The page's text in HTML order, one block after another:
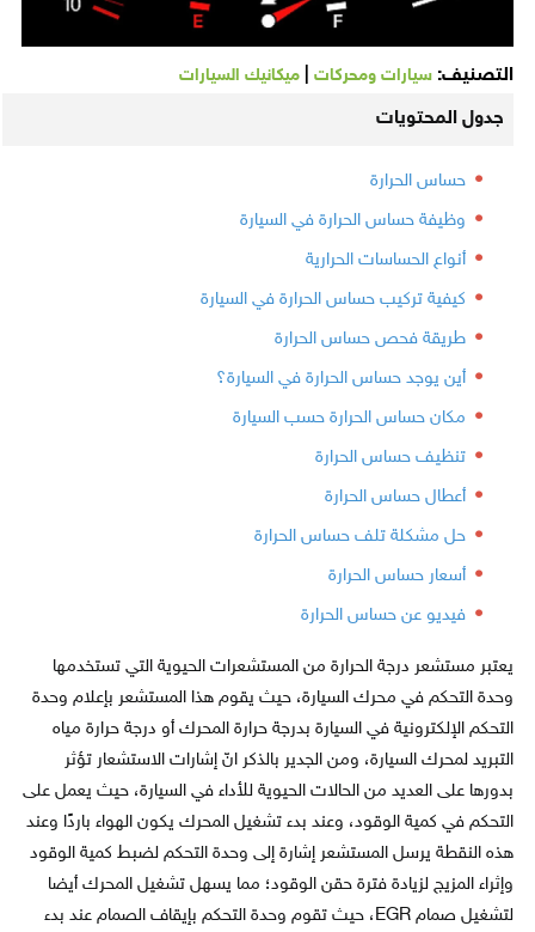
التصنيف: سيارات ومحركات| ميكانيك السيارات
جدول المحتويات
حساس الحرارة
وظيفة حساس الحرارة في السيارة
أنواع الحساسات الحرارية
كيفية تركيب حساس الحرارة في السيارة
طريقة فحص حساس الحرارة
أين يوجد حساس الحرارة في السيارة؟
مكان حساس الحرارة حسب السيارة
تنظيف حساس الحرارة
أعطال حساس الحرارة
حل مشكلة تلف حساس الحرارة
أسعار حساس الحرارة
فيديو عن حساس الحرارة
يعتبر مستشعر درجة الحرارة من المستشعرات الحيوية التي تستخدمها
وحدة التحكم في محرك السيارة، حيث يقوم هذا المستشعر بإعلام وحدة
التحكم الإلكترونية في السيارة بدرجة حرارة المحرك أو درجة حرارة مياه
التبريد لمحرك السيارة، ومن الجدير بالذكر انّ إشارات الاستشعار تؤثر
بدورها على العديد من الحالات الحيوية للأداء في السيارة، حيث يعمل على
التحكم في كمية الوقود، وعند بدء تشغيل المحرك يكون الهواء باردًا وعند
هذه النقطة يرسل المستشعر إشارة إلى وحدة التحكم لضبط كمية الوقود
وإثراء المزيج لزيادة فترة حقن الوقود؛ مما يسهل تشغيل المحرك أيضا
لتشغيل صمام EGR، حيث تقوم وحدة التحكم بإيقاف الصمام عند بدء